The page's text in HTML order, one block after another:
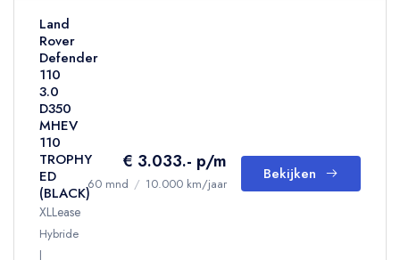
Land
Rover
Defender
110
3.0
D350
MHEV
110
TROPHY
ED
(BLACK)
XLLease
Hybride
€ 3.033.- p/m
60 mnd / 10.000 km/jaar
Bekijken